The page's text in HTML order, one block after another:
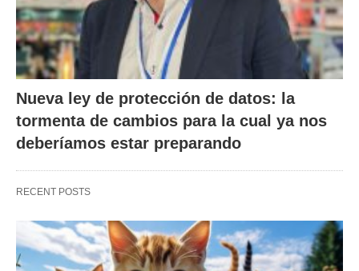
Nueva ley de protección de datos: la
tormenta de cambios para la cual ya nos
deberíamos estar preparando
RECENT POSTS